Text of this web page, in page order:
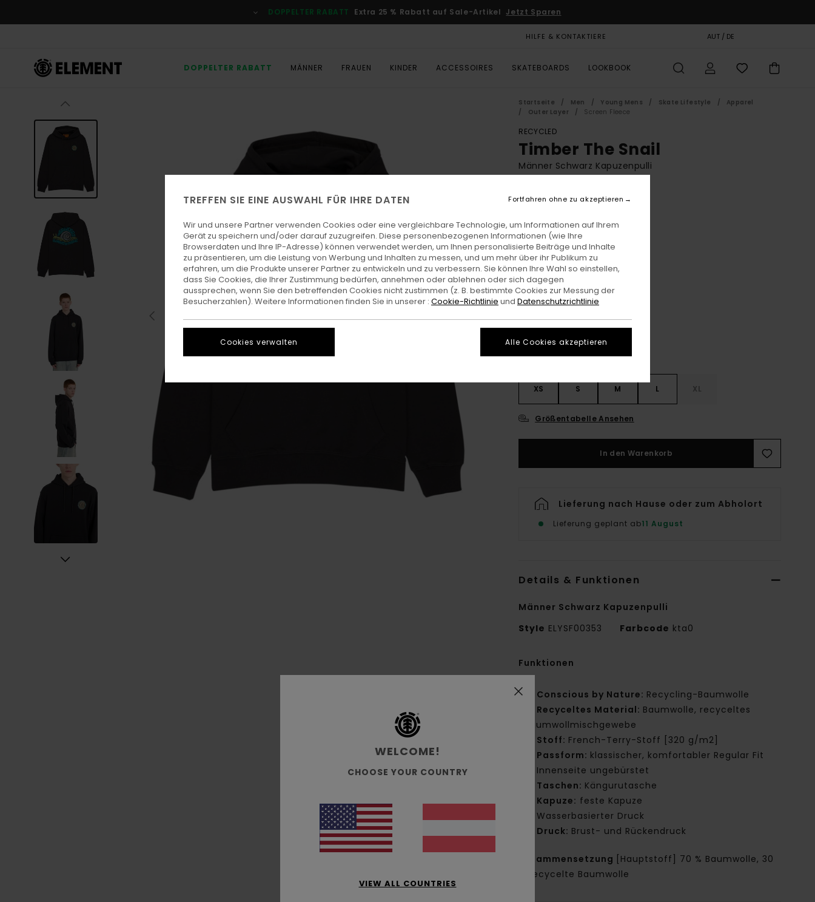
Produktinformation
DOPPELTER RABATT Extra 25 % Rabatt auf Sale-Artikel Jetzt Sparen
HILFE & KONTAKTIERE AUT / DE
DOPPELTER RABATT MÄNNER FRAUEN KINDER ACCESSOIRES SKATEBOARDS LOOKBOOK
Startseite Men Young Mens Skate Lifestyle
Apparel
Outer Layer
Screen Fleece
RECYCLED
Timber The Snail
Männer Schwarz Kapuzenpulli
€ 29,99
SALE
DOPPELTER RABATT EXTRA 25 %
Farbe Off Black
XS S M L XL
Größentabelle Ansehen
In den Warenkorb
Lieferung nach Hause oder zum Abholort
Lieferung geplant ab11 August
Details & Funktionen
Männer Schwarz Kapuzenpulli
Style ELYSF00353 Farbcode kta0
Funktionen
Conscious by Nature: Recycling-Baumwolle
Recyceltes Material: Baumwolle, recyceltes
Baumwollmischgewebe
Stoff: French-Terry-Stoff [320 g/m2]
Passform: klassischer, komfortabler Regular Fit
Innenseite ungebürstet
Taschen: Kängurutasche
Kapuze: feste Kapuze
Wasserbasierter Druck
Druck: Brust- und Rückendruck
Zusammensetzung
[Hauptstoff] 70 % Baumwolle, 30
% recycelte Baumwolle
WELCOME!
CHOOSE YOUR COUNTRY
VIEW ALL COUNTRIES
TREFFEN SIE EINE AUSWAHL FÜR IHRE DATEN
Wir und unsere Partner verwenden Cookies oder eine vergleichbare Technologie, um Informationen auf Ihrem
Gerät zu speichern und/oder darauf zuzugreifen. Diese personenbezogenen Informationen (wie Ihre
Browserdaten und Ihre IP-Adresse) können verwendet werden, um Ihnen personalisierte Beiträge und Inhalte
zu präsentieren, um die Leistung von Werbung und Inhalten zu messen, und um mehr über ihr Publikum zu
erfahren, um die Produkte unserer Partner zu entwickeln und zu verbessern. Sie können Ihre Wahl so einstellen,
dass Sie Cookies, die Ihrer Zustimmung bedürfen, annehmen oder ablehnen oder sich dagegen
aussprechen, wenn Sie den betreffenden Cookies nicht zustimmen (z. B. bestimmte Cookies zur Messung der
Besucherzahlen). Weitere Informationen finden Sie in unserer : Cookie-Richtlinie und Datenschutzrichtlinie
Cookies verwalten
Fortfahren ohne zu akzeptieren
Alle Cookies akzeptieren